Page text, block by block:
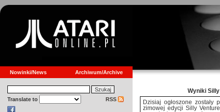
Nowinki/News Archiwum/Archive
Translate to RSS
Wyniki
Dzisiaj ogłoszone zostały
zimowej edycji Silly